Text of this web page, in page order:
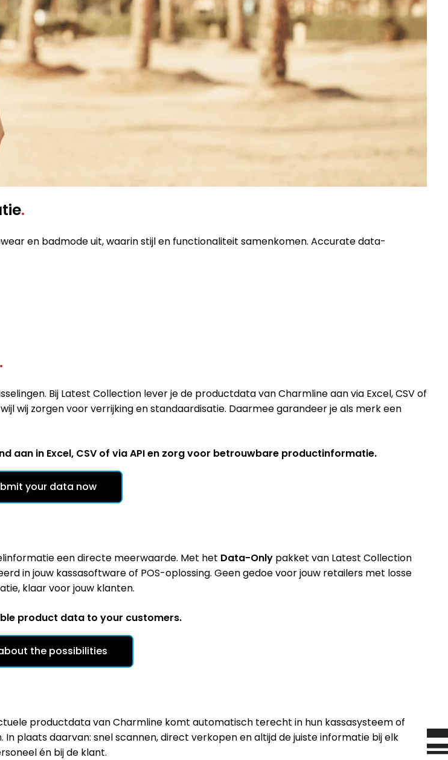
.
en badmode uit, waarin stijl en functionaliteit samenkomen. Accurate data-
.
Bij Latest Collection lever je de productdata van Charmline aan via Excel, CSV of
wij zorgen voor verrijking en standaardisatie. Daarmee garandeer je als merk een
aan in Excel, CSV of via API en zorg voor betrouwbare productinformatie.
your data now
een directe meerwaarde. Met het Data-Onlypakket van Latest Collection
in jouw kassasoftware of POS-oplossing. Geen gedoe voor jouw retailers met losse
klaar voor jouw klanten.
product data to your customers.
the possibilities
productdata van Charmline komt automatisch terecht in hun kassasysteem of
plaats daarvan: snel scannen, direct verkopen en altijd de juiste informatie bij elk
én bij de klant.